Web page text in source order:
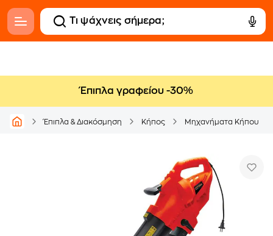
Έπιπλα γραφείου -30%
Έπιπλα & Διακόσμηση Κήπος Μηχανήματα Κήπου